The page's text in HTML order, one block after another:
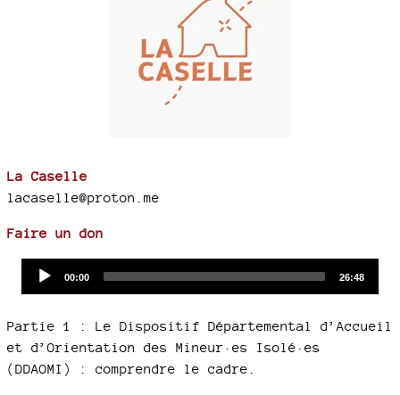
La Caselle
lacaselle@proton.me
Faire un don
Current
00:00
Total
26:48
Partie 1 : Le Dispositif Départemental d’Accueil
et d’Orientation des Mineur·es Isolé·es
(DDAOMI) : comprendre le cadre.